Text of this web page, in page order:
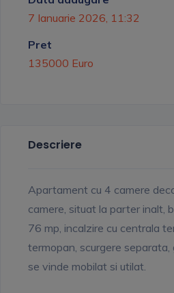
7 Ianuarie 2026, 11:32
Pret
135000 Euro
Descriere
Apartament cu 4 camere
camere, situat la parter inalt,
76 mp, incalzire cu centrala
termopan, scurgere
se vinde mobilat si utilat.